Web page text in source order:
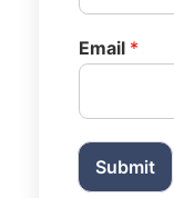
Email *
Submit